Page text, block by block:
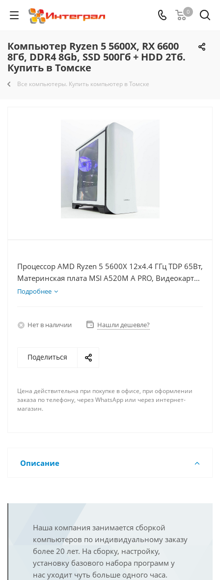
0
Компьютер Ryzen 5 5600X, RX 6600
8Гб, DDR4 8Gb, SSD 500Гб + HDD 2Тб.
Купить в Томске
Все компьютеры. Купить компьютер в Томске
Процессор AMD Ryzen 5 5600X 12x4.4 ГГц TDP 65Вт,
Материнская плата MSI A520M A PRO, Видеокарта
RX 6600 8Гб, Память DDR4 8Gb, Диски SSD 500Гб
Подробнее
Нет в наличии Нашли дешевле?
Поделиться
Цена действительна при покупке в офисе, при оформлении
заказа по телефону, через WhatsApp или через интернет-
магазин.
Описание
Наша компания занимается сборкой
компьютеров по индивидуальному заказу
более 20 лет. На сборку, настройку,
установку базового набора программ у
нас уходит чуть больше одного часа.